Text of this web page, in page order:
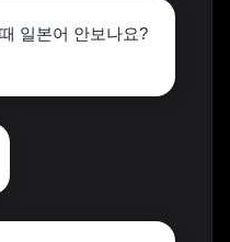
일본어 안보나요?